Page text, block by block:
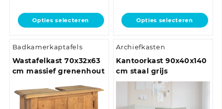
tot
Opties selecteren
Dit
product
meerdere
variaties.
Deze
kan
gekozen
Opties selecteren
Dit
product
meerdere
variaties.
Deze
optie
gekozen
Badkamerkaptafels
Wastafelkast 70x32x63
cm massief grenenhout
Archiefkasten
Kantoorkast 90x40x140
cm staal grijs